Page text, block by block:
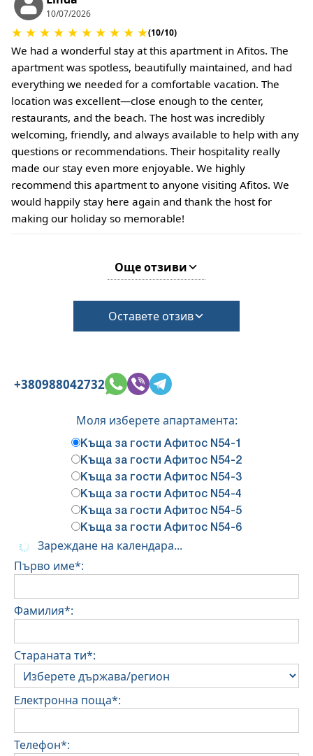
Не се изисква депозит при настаняване.
Може да се прилагат допълнителни такси за
домашни любимци или при специални условия.
10/07/2026
★ ★ ★ ★ ★ ★ ★ ★ ★ ★(10/10)
We had a wonderful stay at this apartment in Afitos. The
apartment was spotless, beautifully maintained, and had
everything we needed for a comfortable vacation. The
location was excellent—close enough to the center,
restaurants, and the beach. The host was incredibly
welcoming, friendly, and always available to help with any
questions or recommendations. Their hospitality really
made our stay even more enjoyable. We highly
recommend this apartment to anyone visiting Afitos. We
would happily stay here again and thank the host for
making our holiday so memorable!
Още отзиви
Оставете отзив
+380988042732
Моля изберете апартамента:
Къща за гости Афитос N54-1
Къща за гости Афитос N54-2
Къща за гости Афитос N54-3
Къща за гости Афитос N54-4
Къща за гости Афитос N54-5
Къща за гости Афитос N54-6
Зареждане на календара...
Първо име*:
Фамилия*:
Стараната ти*:
Електронна поща*:
Телефон*: